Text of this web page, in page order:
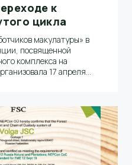
к
цикла
макулатуры» в
посвященной
комплекса на
17 апреля